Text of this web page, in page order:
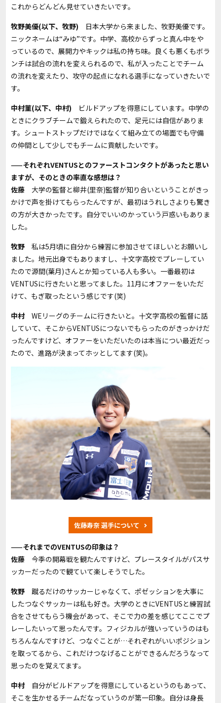
これからどんどん見せていきたいです。
牧野美優(以下、牧野) 日本大学から来ました、牧野美優です。
ニックネームは“みゆ”です。中学、高校からずっと真ん中をや
っているので、展開力やキックは私の持ち味。良くも悪くもボラ
ンチは試合の流れを変えられるので、私が入ったことでチーム
の流れを変えたり、攻守の起点になれる選手になっていきたいで
す。
中村菫(以下、中村) ビルドアップを得意にしています。中学の
ときにクラブチームで鍛えられたので、足元には自信がありま
す。シュートストップだけではなくて組み立ての場面でも守備
の仲間として少しでもチームに貢献したいです。
——それぞれVENTUSとのファーストコンタクトがあったと思い
ますが、そのときの率直な感想は？
佐藤 大学の監督と柳井(里奈)監督が知り合いということがきっ
かけで声を掛けてもらったんですが、最初はうれしさよりも驚き
の方が大きかったです。自分でいいのかっていう戸惑いもありま
した。
牧野 私は5月頃に自分から練習に参加させてほしいとお願いし
ました。地元出身でもありますし、十文字高校でプレーしてい
たので源間(葉月)さんとか知っている人も多い。一番最初は
VENTUSに行きたいと思ってました。 11月にオファーをいただ
けて、もぎ取ったという感じです(笑)
中村
WE リーグのチームに行きたいと。十文字高校の監督に話
していて、そこからVENTUSにつないでもらったのがきっかけだ
ったんですけど、オファーをいただいたのは本当につい最近だっ
たので、進路が決まってホッとしてます(笑)。
佐藤寿奈 選手について
——それまでのVENTUSの印象は？
佐藤 今季の開幕戦を観たんですけど、プレースタイルがパスサ
ッカーだったので観ていて楽しそうでした。
牧野 蹴るだけのサッカーじゃなくて、ポゼッションを大事に
したつなぐサッカーは私も好き。大学のときにVENTUSと練習試
合をさせてもらう機会があって、そこで力の差を感じてここでプ
レーしたいって思ったんです。フィジカルが強いっていうのはも
ちろんなんですけど、つなぐことが…それぞれがいいポジション
を取ってるから、これだけつなげることができるんだろうなって
思ったのを覚えてます。
中村自分がビルドアップを得意にしているというのもあって、
そこを生かせるチームだなっていうのが第一印象。自分は身長